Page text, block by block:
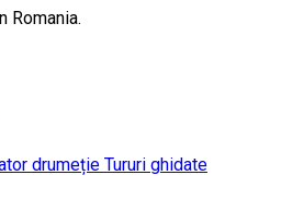
Romania.
drumeție Tururi ghidate